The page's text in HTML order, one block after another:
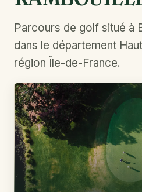
Parcours de golf situé à
dans le département
région Île-de-France.